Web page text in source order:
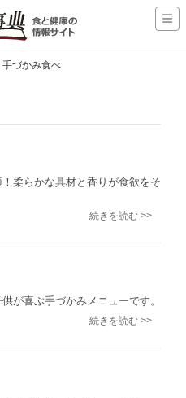
手づかみ食べ
柔らかな具材と香りが食欲をそ
続きを読む >>
が喜ぶ手づかみメニューです。
続きを読む >>